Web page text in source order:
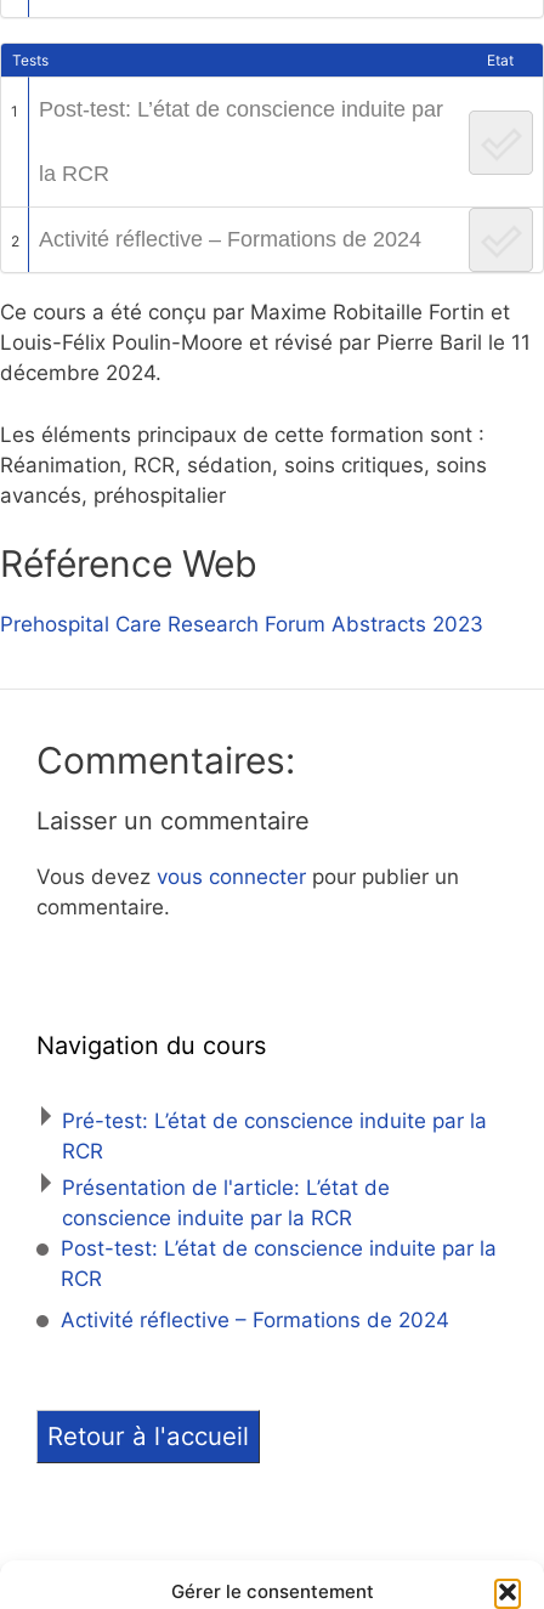
Gérer le consentement
Tests Etat
1 Post-test: L’état de conscience induite par
la RCR
2 Activité réflective – Formations de 2024
Ce cours a été conçu par Maxime Robitaille Fortin et
Louis-Félix Poulin-Moore et révisé par Pierre Baril le 11
décembre 2024.
Les éléments principaux de cette formation sont :
Réanimation, RCR, sédation, soins critiques, soins
avancés, préhospitalier
Référence Web
Prehospital Care Research Forum Abstracts 2023
Commentaires:
Laisser un commentaire
Vous devez vous connecter pour publier un
commentaire.
Navigation du cours
Pré-test: L’état de conscience induite par la
RCR
Présentation de l'article: L’état de
conscience induite par la RCR
Post-test: L’état de conscience induite par la
RCR
Activité réflective – Formations de 2024
Retour à l'accueil